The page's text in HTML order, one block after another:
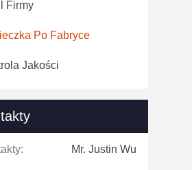
Firmy
Po Fabryce
Jakości
Mr. Justin Wu